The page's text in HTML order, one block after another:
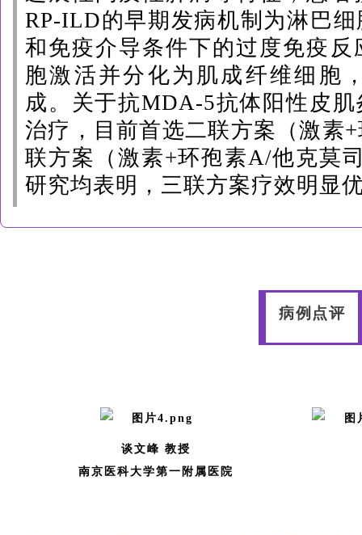
RP-ILD的早期发病机制为淋巴
和免疫介导条件下的过度免疫
胞激活并分化为肌成纤维细胞
成。关于抗MDA-5抗体阳性皮
治疗，目前首选二联方案（激素
联方案（激素+环孢素A/他克莫
研究均表明，三联方案疗效明显
病例点评
谈文峰 教授
南京医科大学第一附属医院